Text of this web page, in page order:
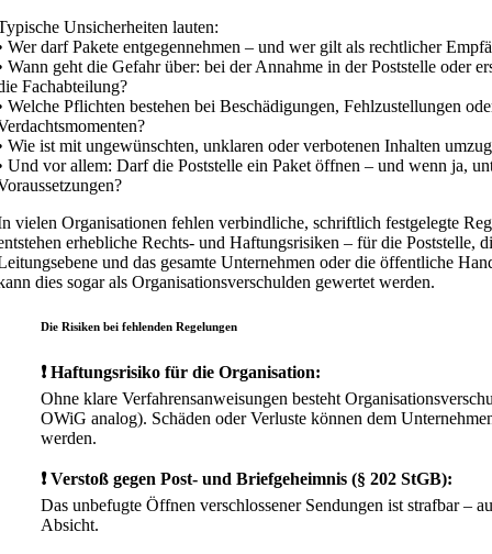
Unsicherheiten lauten:
Wer darf Pakete entgegennehmen – und wer gilt als rechtlicher
Wann geht die Gefahr über: bei der Annahme in der Poststelle oder
Fachabteilung?
Welche Pflichten bestehen bei Beschädigungen, Fehlzustellungen
Wie ist mit ungewünschten, unklaren oder verbotenen Inhalten
Und vor allem: Darf die Poststelle ein Paket öffnen – und wenn ja,
vielen Organisationen fehlen verbindliche, schriftlich festgelegte
erhebliche Rechts- und Haftungsrisiken – für die Poststelle,
und das gesamte Unternehmen oder die öffentliche
dies sogar als Organisationsverschulden gewertet werden.
Die Risiken bei fehlenden Regelungen
❗ Haftungsrisiko für die Organisation:
Ohne klare Verfahrensanweisungen besteht
OWiG analog). Schäden oder Verluste können dem
werden.
❗ Verstoß gegen Post- und Briefgeheimnis (§ 202 StGB):
Das unbefugte Öffnen verschlossener Sendungen ist strafbar –
Absicht.